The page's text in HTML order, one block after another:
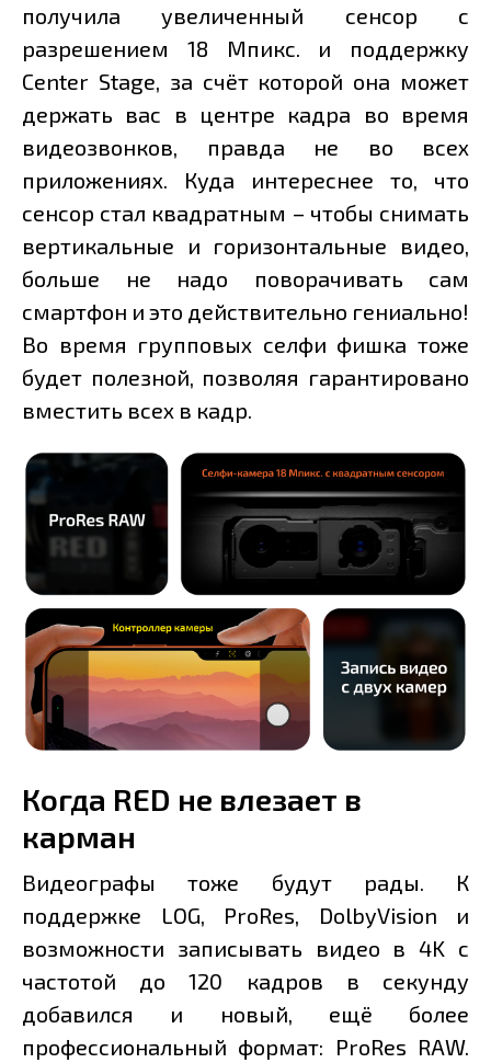
получила увеличенный сенсор с
разрешением 18 Мпикс. и поддержку
Center Stage, за счёт которой она может
держать вас в центре кадра во время
видеозвонков, правда не во всех
приложениях. Куда интереснее то, что
сенсор стал квадратным – чтобы снимать
вертикальные и горизонтальные видео,
больше не надо поворачивать сам
смартфон и это действительно гениально!
Во время групповых селфи фишка тоже
будет полезной, позволяя гарантировано
вместить всех в кадр.
Когда RED не влезает в
карман
Видеографы тоже будут рады. К
поддержке LOG, ProRes, DolbyVision и
возможности записывать видео в 4K с
частотой до 120 кадров в секунду
добавился и новый, ещё более
профессиональный формат: ProRes RAW.